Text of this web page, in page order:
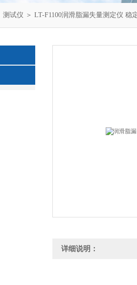
测试仪 ＞ LT-F1100润滑脂漏失量测定仪 稳
详细说明：